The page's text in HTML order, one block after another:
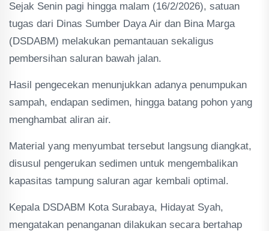
Sejak Senin pagi hingga malam (16/2/2026), satuan
tugas dari Dinas Sumber Daya Air dan Bina Marga
(DSDABM) melakukan pemantauan sekaligus
pembersihan saluran bawah jalan.
Hasil pengecekan menunjukkan adanya penumpukan
sampah, endapan sedimen, hingga batang pohon yang
menghambat aliran air.
Material yang menyumbat tersebut langsung diangkat,
disusul pengerukan sedimen untuk mengembalikan
kapasitas tampung saluran agar kembali optimal.
Kepala DSDABM Kota Surabaya, Hidayat Syah,
mengatakan penanganan dilakukan secara bertahap